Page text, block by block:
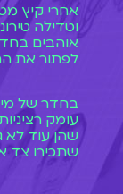
וטדילה
אוהבים
לפתור את
עומק
שהן עוד לא
שתכירו צד